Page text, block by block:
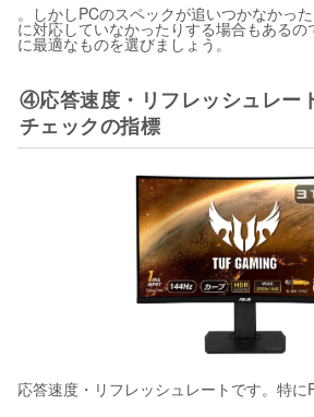
。しかしPCのスペックが追いつかなかっ
に対応していなかったりする場合もある
に最適なものを選びましょう。
④応答速度・リフレッシュレー
チェックの指標
応答速度・リフレッシュレートです。特に